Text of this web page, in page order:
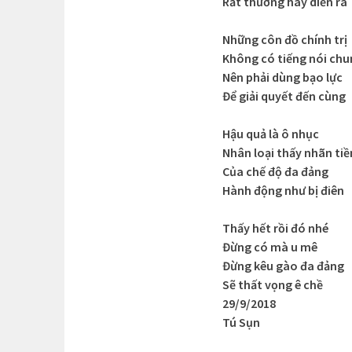
Những côn đồ chính trị
Không có tiếng nói
Nên phải dùng bạo lực
Để giải quyết đến cùng
Hậu quả là ô nhục
Nhân loại thấy nhãn
Của chế độ đa đảng
Hành động như bị điên
Thấy hết rồi đó nhé
Đừng có mà u mê
Đừng kêu gào đa đảng
Sẽ thất vọng ê chề
29/9/2018
Tú Sụn